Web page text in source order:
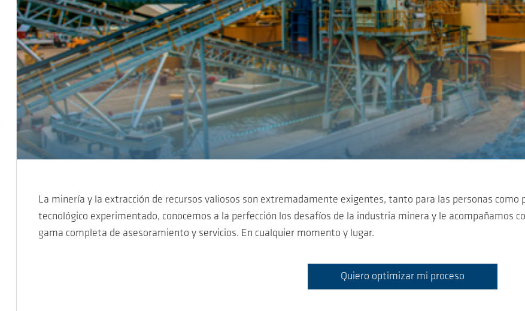
La minería y la extracción de recursos valiosos son extremadamente exigentes, tanto para las personas como
tecnológico experimentado, conocemos a la perfección los desafíos de la industria minera y le acompañamos
gama completa de asesoramiento y servicios. En cualquier momento y lugar.
Quiero optimizar mi proceso